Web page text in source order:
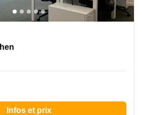
sup> étage de
Infos et prix